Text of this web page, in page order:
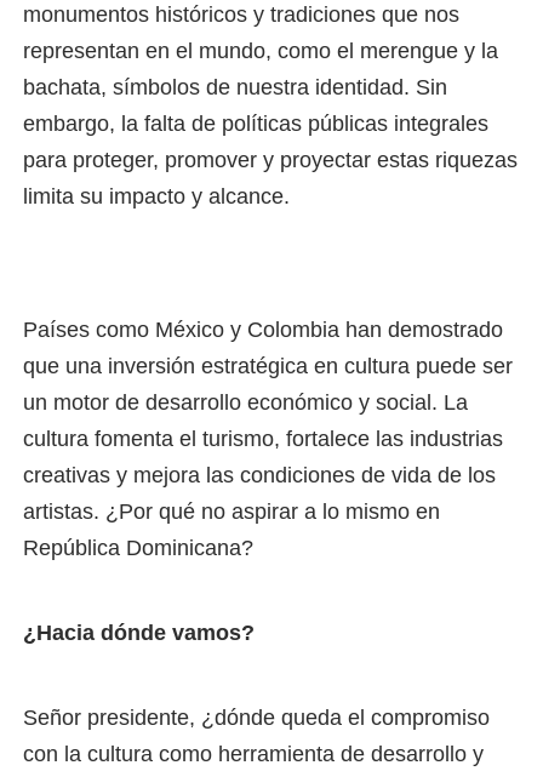
monumentos históricos y tradiciones que nos
representan en el mundo, como el merengue y la
bachata, símbolos de nuestra identidad. Sin
embargo, la falta de políticas públicas integrales
para proteger, promover y proyectar estas riquezas
limita su impacto y alcance.
Países como México y Colombia han demostrado
que una inversión estratégica en cultura puede ser
un motor de desarrollo económico y social. La
cultura fomenta el turismo, fortalece las industrias
creativas y mejora las condiciones de vida de los
artistas. ¿Por qué no aspirar a lo mismo en
República Dominicana?
¿Hacia dónde vamos?
Señor presidente, ¿dónde queda el compromiso
con la cultura como herramienta de desarrollo y